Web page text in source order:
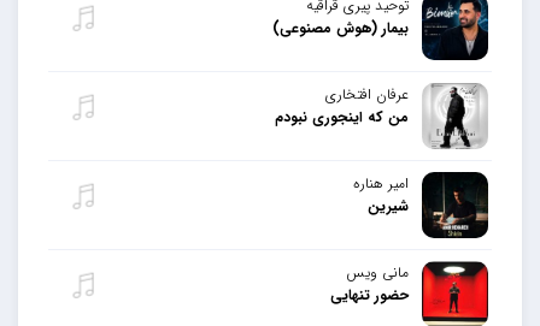
توحید پیری قراقیه
بیمار (هوش مصنوعی)
عرفان افتخاری
من که اینجوری نبودم
امیر هناره
شیرین
مانی ویس
حضور تنهایی